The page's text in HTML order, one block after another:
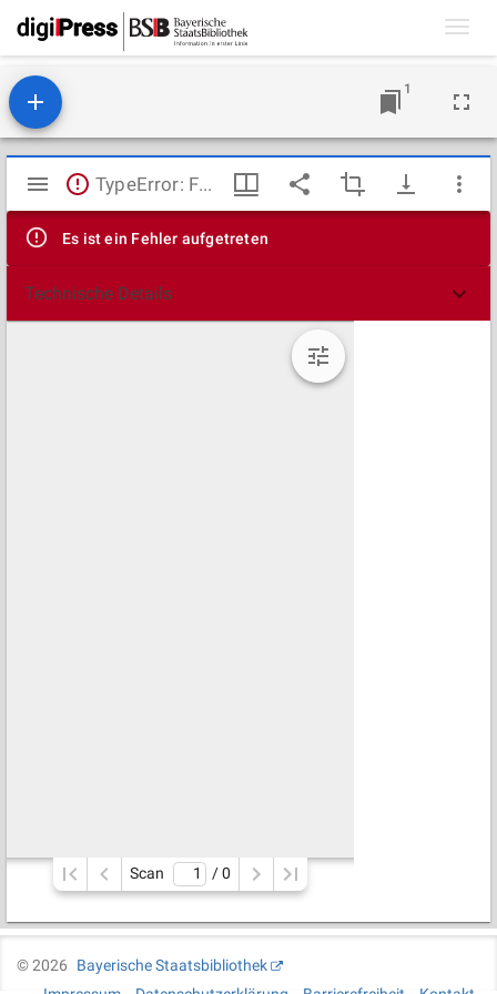
1
Mirador
Viewer
TypeError: Failed to fetch
Es ist ein Fehler aufgetreten
Technische Details
Scan / 0
©2026
Bayerische Staatsbibliothek